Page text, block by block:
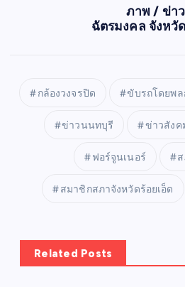
ภาพ / ข่า
ฉัตรมงคล จังหวั
กล้องวงจรปิด ขับรถโดยพล
ข่าวนนทบุรี ข่าวสังค
ฟอร์จูนเนอร์
สมาชิกสภาจังหวัดร้อยเอ็ด
Related Posts